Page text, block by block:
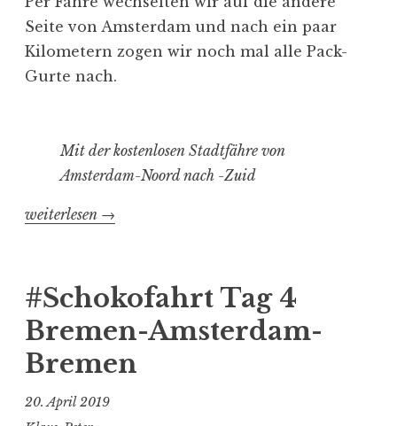
Seite von Amsterdam und nach ein paar
Kilometern zogen wir noch mal alle Pack-
Gurte nach.
Mit der kostenlosen Stadtfähre von
Amsterdam-Noord nach -Zuid
„#Schokofahrt
Bremen-
Amsterdam-
Bremen“
weiterlesen →
#Schokofahrt Tag 4
Bremen-Amsterdam-
Bremen
20. April 2019